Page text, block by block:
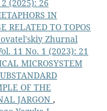
(2025): 26
IN
RELATED TO TOPOS
Zhurnal
11 No. 1 (2023): 21
MICROSYSTEM
OF THE
JARGON ,